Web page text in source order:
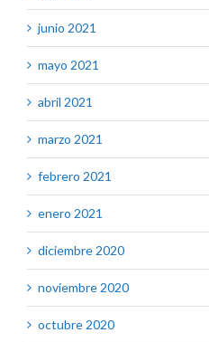
junio 2021
mayo 2021
abril 2021
marzo 2021
febrero 2021
enero 2021
diciembre 2020
noviembre 2020
octubre 2020